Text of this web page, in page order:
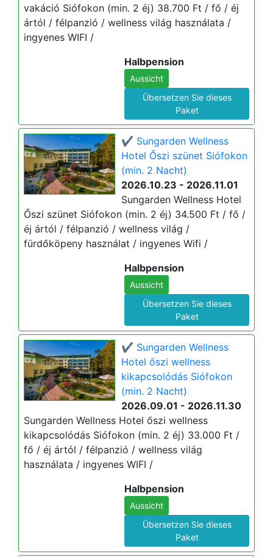
vakáció Siófokon (min. 2 éj) 38.700 Ft / fő / éj
ártól / félpanzió / wellness világ használata /
ingyenes WIFI /
Halbpension
Aussicht
Übersetzen Sie dieses
Paket
✔️ Sungarden Wellness
Hotel Őszi szünet Siófokon
(min. 2 Nacht)
2026.10.23 - 2026.11.01
Sungarden Wellness Hotel
Őszi szünet Siófokon (min. 2 éj) 34.500 Ft / fő /
éj ártól / félpanzió / wellness világ /
fürdőköpeny használat / ingyenes Wifi /
Halbpension
Aussicht
Übersetzen Sie dieses
Paket
✔️ Sungarden Wellness
Hotel őszi wellness
kikapcsolódás Siófokon
(min. 2 Nacht)
2026.09.01 - 2026.11.30
Sungarden Wellness Hotel őszi wellness
kikapcsolódás Siófokon (min. 2 éj) 33.000 Ft /
fő / éj ártól / félpanzió / wellness világ
használata / ingyenes WIFI /
Halbpension
Aussicht
Übersetzen Sie dieses
Paket